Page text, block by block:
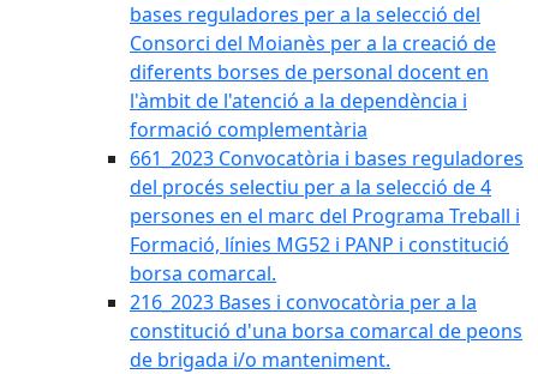
bases reguladores per a la selecció del
Consorci del Moianès per a la creació de
diferents borses de personal docent en
l'àmbit de l'atenció a la dependència i
formació complementària
661_2023 Convocatòria i bases reguladores
del procés selectiu per a la selecció de 4
persones en el marc del Programa Treball i
Formació, línies MG52 i PANP i constitució
borsa comarcal.
216_2023 Bases i convocatòria per a la
constitució d'una borsa comarcal de peons
de brigada i/o manteniment.